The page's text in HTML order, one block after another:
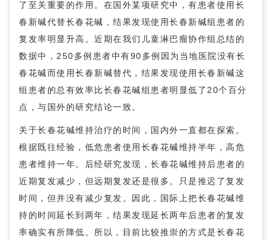
了至关重要的作用。在国外某项研究中，有患者使用长
春新碱代替长春花碱，结果发现使用长春新碱组患者的
复发率明显升高。近期在我们儿童淋巴瘤协作组总结的
数据中，250多例患者中有90多例因为当地医院没有长
春花碱而使用长春新碱替代，结果发现使用长春新碱这
组患者的总有效率比长春花碱组患者明显低了20个百分
点，与国外的研究结论一致。
关于长春花碱维持治疗的时间，国内外一直都在探索。
根据既往经验，低危患者使用长春花碱维持半年，高危
患者维持一年。后经研究发现，长春花碱维持后患者的
近期复发减少，但远期复发还是很多。只是推迟了复发
时间，但并没有减少复发。因此，国际上把长春花碱维
持的时间延长到两年，结果发现延长两年后患者的复发
率确实有所降低。所以，目前比较推崇的方式是长春花